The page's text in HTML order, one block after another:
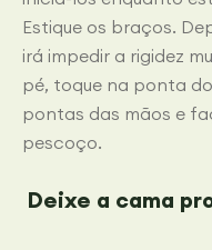
Estique os braços.
irá impedir a rigidez
pé, toque na ponta
pontas das mãos e
pescoço.
Deixe a cama